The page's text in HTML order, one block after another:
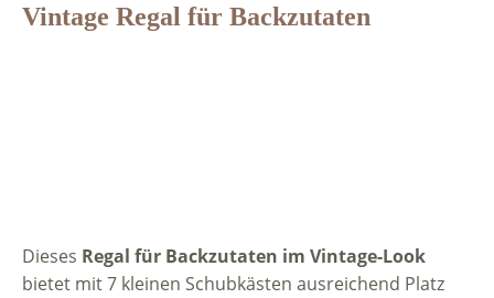
Vintage Regal für Backzutaten
Dieses Regal für Backzutaten im Vintage-Look
bietet mit 7 kleinen Schubkästen ausreichend Platz